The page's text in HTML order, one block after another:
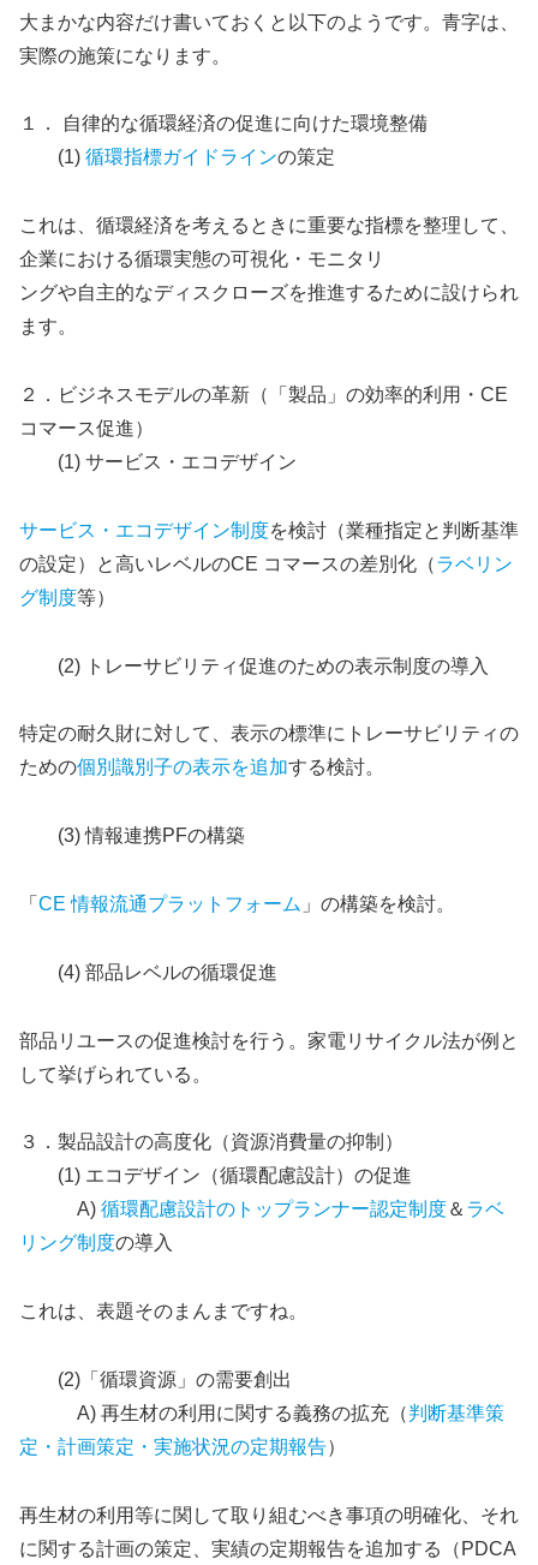
大まかな内容だけ書いておくと以下のようです。青字は、
実際の施策になります。
１． 自律的な循環経済の促進に向けた環境整備
(1) 循環指標ガイドラインの策定
これは、循環経済を考えるときに重要な指標を整理して、
企業における循環実態の可視化・モニタリ
ングや自主的なディスクローズを推進するために設けられ
ます。
２．ビジネスモデルの革新（「製品」の効率的利用・CE
コマース促進）
(1) サービス・エコデザイン
サービス・エコデザイン制度を検討（業種指定と判断基準
の設定）と高いレベルのCE コマースの差別化（ラベリン
グ制度等）
(2) トレーサビリティ促進のための表示制度の導入
特定の耐久財に対して、表示の標準にトレーサビリティの
ための個別識別子の表示を追加する検討。
(3) 情報連携PFの構築
「 CE 情報流通プラットフォーム 」の構築を検討。
(4) 部品レベルの循環促進
部品リユースの促進検討を行う。家電リサイクル法が例と
して挙げられている。
３．製品設計の高度化（資源消費量の抑制）
(1) エコデザイン（循環配慮設計）の促進
A) 循環配慮設計のトップランナー認定制度＆ ラベ
リング制度の導入
これは、表題そのまんまですね。
(2)「循環資源」の需要創出
A) 再生材の利用に関する義務の拡充（判断基準策
定・計画策定・実施状況の定期報告）
再生材の利用等に関して取り組むべき事項の明確化、それ
に関する計画の策定、実績の定期報告を追加する（PDCA